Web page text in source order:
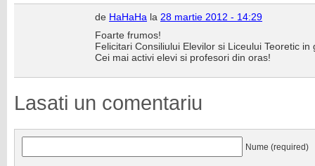
de HaHaHa la 28 martie 2012 - 14:29
Foarte frumos!
Felicitari Consiliului Elevilor si Liceului Teoretic in
Cei mai activi elevi si profesori din oras!
Lasati un comentariu
Nume (required)